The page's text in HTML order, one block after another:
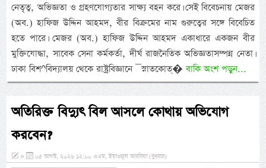
নেতৃত্ব, অভিজ্ঞতা ও গ্রহণযোগ্যতার সাক্ষ্য বহন করে। সেই বিবেচনায় মেজর
(অব.) হাফিজ উদ্দিন আহমদ, বীর বিক্রমের নাম গুরুত্বের সঙ্গে বিবেচিত
হতে পারে। মেজর (অব.) হাফিজ উদ্দিন আহমদ একাধারে একজন বীর
মুক্তিযোদ্ধা, সাবেক সেনা কর্মকর্তা, দীর্ঘ রাজনৈতিক অভিজ্ঞতাসম্পন্ন নেতা।
ঢাকা বিশ^বিদ্যালয় থেকে রাষ্ট্রবিজ্ঞানে ¯স্নাতকোত্�বাকি অংশ পড়ুন...
অতিরিক্ত বিদ্যুৎ বিল আসলে কোথায় অভিযোগ
করবেন?
» ০৫ আগস্ট, ২০২৬ ১২:০০ এএম, ইয়াওমুল আরবিয়া (বুধবার)